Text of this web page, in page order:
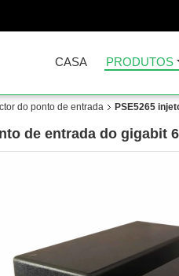
CASA PRODUTOS
do ponto de entrada PSE5265
de entrada do gigabit